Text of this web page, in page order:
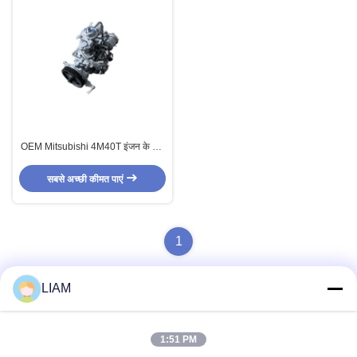
OEM Mitsubishi 4M40T इंजन के लिए
सबसे अच्छी कीमत पाएं
1
LIAM
1:51 PM